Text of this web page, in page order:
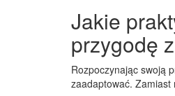
Jakie
przygodę
Rozpoczynając swoją
zaadaptować. Zamiast